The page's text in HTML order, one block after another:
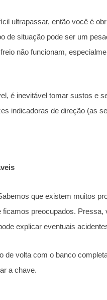
ultrapassar, então você é
de situação pode ser um
não funcionam,
é inevitável tomar sustos e
indicadoras de direção (as
que existem muitos
preocupados. Pressa,
explicar eventuais
de volta com o banco
a chave.